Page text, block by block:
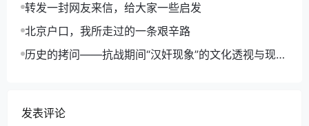
转发一封网友来信，给大家一些启发
北京户口，我所走过的一条艰辛路
历史的拷问——抗战期间“汉奸现象”的文化透视与现实
发表评论